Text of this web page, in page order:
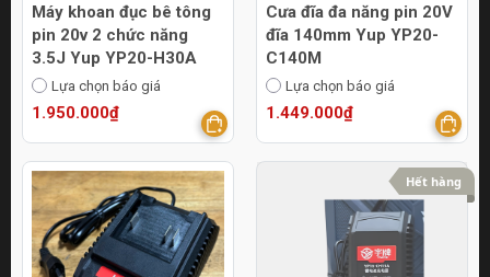
Máy khoan đục bê tông
pin 20v 2 chức năng
3.5J Yup YP20-H30A
Lựa chọn báo giá
1.950.000₫
Cưa đĩa đa năng pin 20V
đĩa 140mm Yup YP20-
C140M
Lựa chọn báo giá
1.449.000₫
Hết hàng